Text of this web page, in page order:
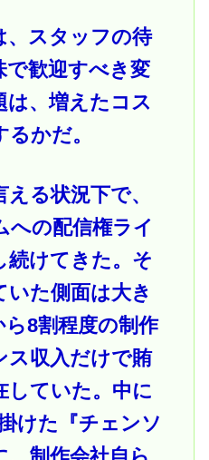
、スタッフの待
で歓迎すべき変
は、増えたコス
かだ。
る状況下で、
への配信権ライ
続けてきた。そ
た側面は大き
8割程度の制作
ス収入だけで賄
していた。中に
けた『チェンソ